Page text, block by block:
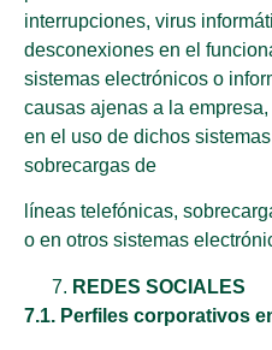
interrupciones, virus
desconexiones en el
sistemas electrónicos o
causas ajenas a la
en el uso de dichos
sobrecargas de
líneas telefónicas,
o en otros sistemas
REDES SOCIALES
7.1. Perfiles corporativos